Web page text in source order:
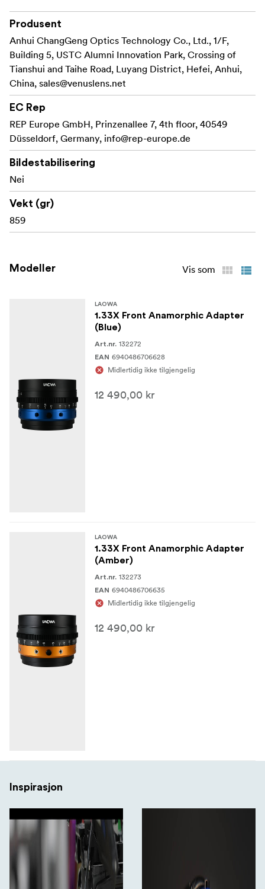
versjoner, samt andre kompatible sfæriske objektiver.
Viktige funksjoner:
1,33x anamorfisk klemmeforhold
Kompatibel med fullformat-sensorer
blending
allsidig objektivkompatibilitet
Hva er i esken:
55 mm opptrekksring
77 mm opptrekksring
Ved å integrere Laowa 1.33x Front Anamorphic Adapter i
utstyret ditt, kan du enkelt oppnå filmatiske widescreen-
bilder med de ønskede anamorfe egenskapene, noe som
forbedrer potensialet for historiefortelling i prosjektene
dine.
Produsent
Anhui ChangGeng Optics Technology Co., Ltd., 1/F,
Building 5, USTC Alumni Innovation Park, Crossing of
Tianshui and Taihe Road, Luyang District, Hefei, Anhui,
China, sales@venuslens.net
EC Rep
REP Europe GmbH, Prinzenallee 7, 4th floor, 40549
Düsseldorf, Germany, info@rep-europe.de
Bildestabilisering
Nei
Vekt (gr)
859
Modeller Vis som
LAOWA
1.33X Front Anamorphic Adapter
(Blue)
Art.nr. 132272
EAN 6940486706628
Midlertidig ikke tilgjengelig
12 490,00 kr
LAOWA
1.33X Front Anamorphic Adapter
(Amber)
Art.nr. 132273
EAN 6940486706635
Midlertidig ikke tilgjengelig
12 490,00 kr
Inspirasjon